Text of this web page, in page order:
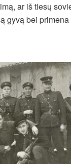
ar iš tiesų
gyvą bei